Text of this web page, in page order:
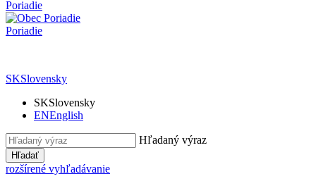
Poriadie
Poriadie
SKSlovensky
SKSlovensky
ENEnglish
Hľadaný výraz
Hľadať
rozšírené vyhľadávanie